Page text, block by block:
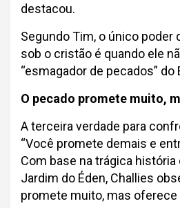
destacou.
Segundo Tim, o único poder
sob o cristão é quando ele
“esmagador de pecados” do
O pecado promete muito,
A terceira verdade para
“Você promete demais e
Com base na trágica história
Jardim do Éden, Challies
promete muito, mas oferece